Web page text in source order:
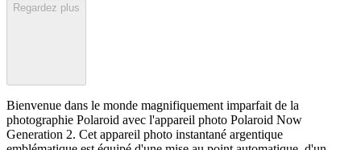
Regardez plus
Bienvenue dans le monde magnifiquement imparfait de la
photographie Polaroid avec l'appareil photo Polaroid Now
Generation 2. Cet appareil photo instantané argentique